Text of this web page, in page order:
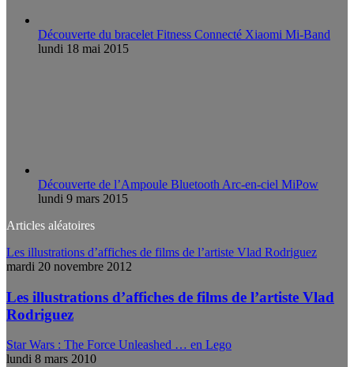
Découverte du bracelet Fitness Connecté Xiaomi Mi-Band
lundi 18 mai 2015
Découverte de l’Ampoule Bluetooth Arc-en-ciel MiPow
lundi 9 mars 2015
Articles aléatoires
Les illustrations d’affiches de films de l’artiste Vlad Rodriguez
mardi 20 novembre 2012
Les illustrations d’affiches de films de l’artiste Vlad
Rodriguez
Star Wars : The Force Unleashed … en Lego
lundi 8 mars 2010